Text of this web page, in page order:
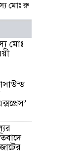
মোঃ রুহুল আমিন এর
মোঃ